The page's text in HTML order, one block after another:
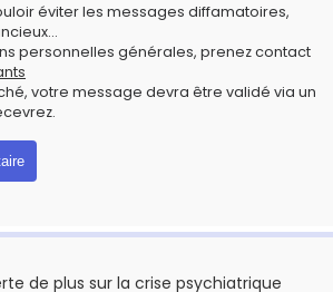
éviter les messages diffamatoires,
personnelles générales, prenez contact
votre message devra être validé via un
de plus sur la crise psychiatrique